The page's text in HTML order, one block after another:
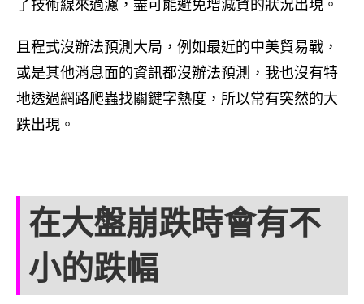
了技術線來過濾，盡可能避免增減資的狀況出現。
且程式沒辦法預測大局，例如最近的中美貿易戰，
或是其他消息面的資訊都沒辦法預測，我也沒有特
地透過網路爬蟲找關鍵字熱度，所以常有突然的大
跌出現。
在大盤崩跌時會有不
小的跌幅